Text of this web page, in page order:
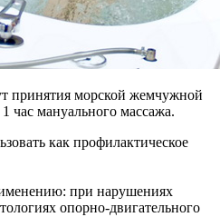
принятия морской жемчужной
час мануального массажа.
как профилактическое
при нарушениях
опорно-двигательного